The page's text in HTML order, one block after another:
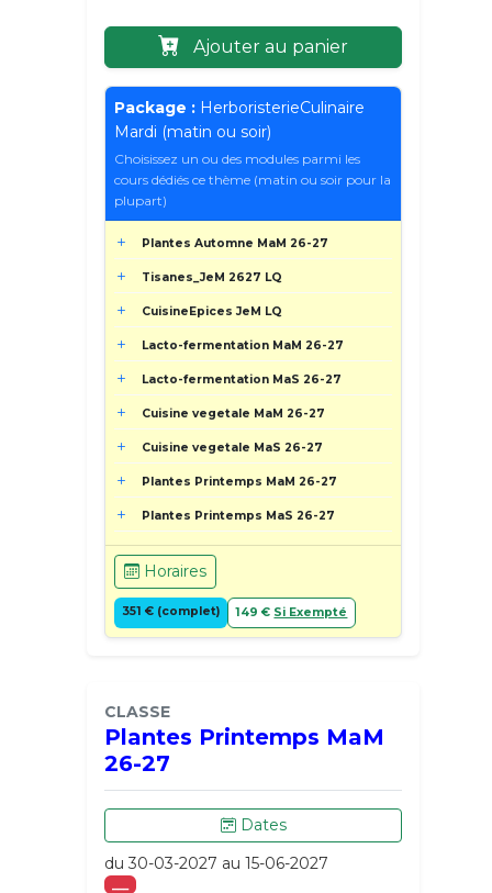
Ajouter au panier
Package : HerboristerieCulinaire
Mardi (matin ou soir)
Choisissez un ou des modules parmi les
cours dédiés ce thème (matin ou soir pour la
plupart)
Plantes Automne MaM 26-27
Tisanes_JeM 2627 LQ
CuisineEpices JeM LQ
Lacto-fermentation MaM 26-27
Lacto-fermentation MaS 26-27
Cuisine vegetale MaM 26-27
Cuisine vegetale MaS 26-27
Plantes Printemps MaM 26-27
Plantes Printemps MaS 26-27
Horaires
351 € (complet) 149 € Si Exempté
CLASSE
Plantes Printemps MaM
26-27
Dates
du 30-03-2027 au 15-06-2027
___